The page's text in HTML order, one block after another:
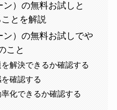
）の無料お試しと
とを解説
ン）の無料お試しでや
こと
解決できるか確認する
確認する
化できるか確認する